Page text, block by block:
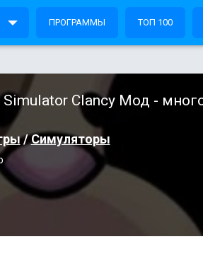
ПРОГРАММЫ ТОП 100
Simulator Clancy Мод -
/Симуляторы